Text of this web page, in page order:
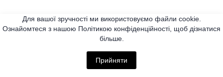
Для вашої зручності ми використовуємо файли cookie.
Ознайомтеся з нашою Політикою конфіденційності, щоб дізнатися
більше.
Прийняти